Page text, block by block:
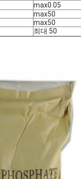
max0.05
max50
max50
최대 50